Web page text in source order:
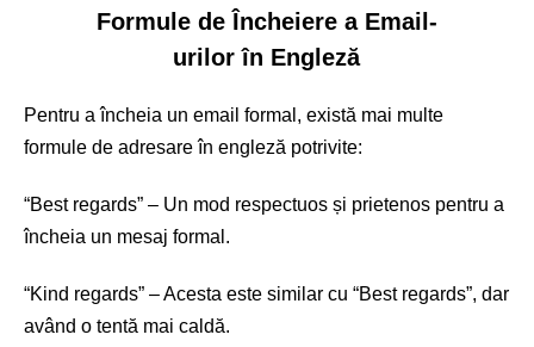
Formule de Încheiere a Email-
urilor în Engleză
Pentru a încheia un email formal, există mai multe
formule de adresare în engleză potrivite:
“Best regards” – Un mod respectuos și prietenos pentru a
încheia un mesaj formal.
“Kind regards” – Acesta este similar cu “Best regards”, dar
având o tentă mai caldă.